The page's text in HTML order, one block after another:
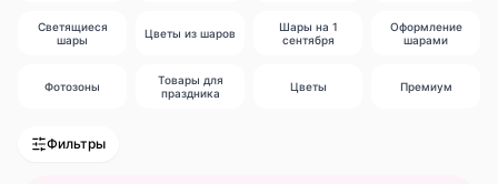
Светящиеся
шары
Цветы из шаров
Шары на 1
сентября
Оформление
шарами
Фотозоны
Товары для
праздника
Цветы Премиум
Фильтры